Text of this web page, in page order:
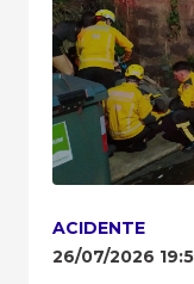
ACIDENTE
26/07/2026